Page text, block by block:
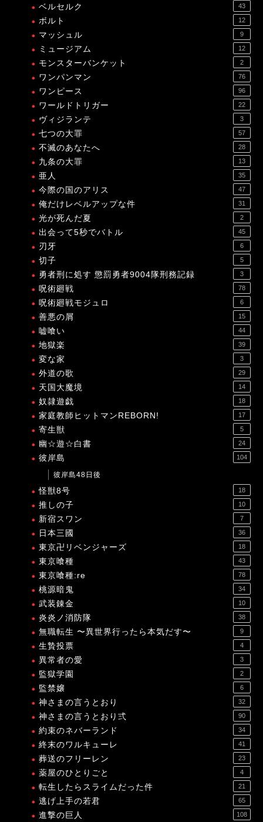
ベルセルク 43
ボルト 12
マッシュル 9
ミュージアム 12
モンスターバンケット 2
ワンパンマン 76
ワンピース 96
ワールドトリガー 22
ヴィジランテ 3
七つの大罪 57
不滅のあなたへ 28
九条の大罪 13
亜人 35
今際の国のアリス 47
俺だけレベルアップな件 31
光が死んだ夏 2
出会って5秒でバトル 45
刃牙 6
切子 5
勇者刑に処す 懲罰勇者9004隊刑務記録 3
呪術廻戦 78
呪術廻戦モジュロ 6
善悪の屑 15
嘘喰い 44
地獄楽 39
変な家 3
外道の歌 29
天国大魔境 14
奴隷遊戯 18
家庭教師ヒットマンREBORN! 17
寄生獣 5
幽☆遊☆白書 24
彼岸島 104
彼岸島48日後
怪獣8号 18
推しの子 10
新宿スワン 7
日本三國 36
東京卍リベンジャーズ 18
東京喰種 43
東京喰種:re 78
桃源暗鬼 34
武装錬金 10
炎炎ノ消防隊 38
無職転生 〜異世界行ったら本気だす〜 9
生贄投票 4
異常者の愛 3
監獄学園 2
監禁嬢 6
神さまの言うとおり 32
神さまの言うとおり弍 90
約束のネバーランド 34
終末のワルキューレ 41
葬送のフリーレン 23
薬屋のひとりごと 4
転生したらスライムだった件 21
逃げ上手の若君 65
進撃の巨人 108